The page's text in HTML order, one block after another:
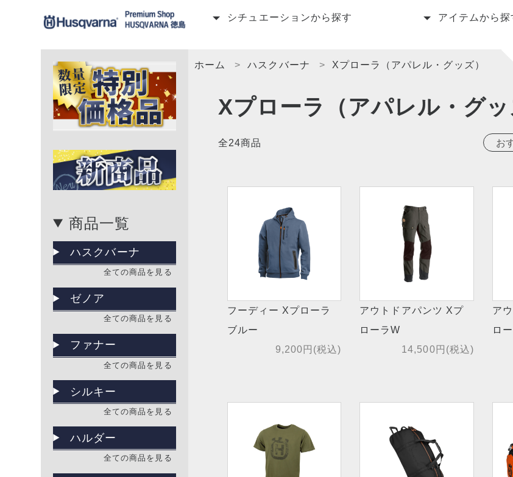
シチュエーションから探す アイテムから探
商品一覧
ハスクバーナ
全ての商品を見る
ゼノア
全ての商品を見る
ファナー
全ての商品を見る
シルキー
全ての商品を見る
ハルダー
全ての商品を見る
ホーム ハスクバーナ Xプローラ（アパレル・グッズ）
Xプローラ（アパレル・グッ
全24商品
フーディー Xプローラ
ブルー
9,200円(税込)
アウトドアパンツ Xプ
ローラW
14,500円(税込)
ア
ロ